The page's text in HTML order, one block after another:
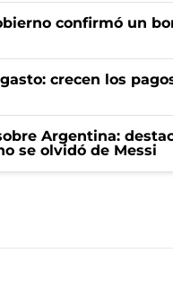
confirmó un
crecen los
Argentina:
se olvidó de Messi